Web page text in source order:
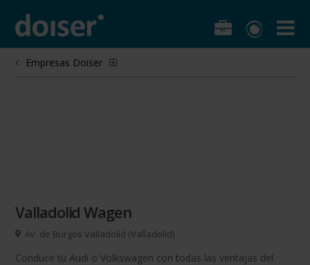
Empresas Doiser
Valladolid Wagen
Av. de Burgos Valladolid (Valladolid)
Conduce tu Audi o Volkswagen con todas las ventajas del